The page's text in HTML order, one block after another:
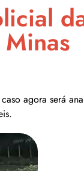
agora será